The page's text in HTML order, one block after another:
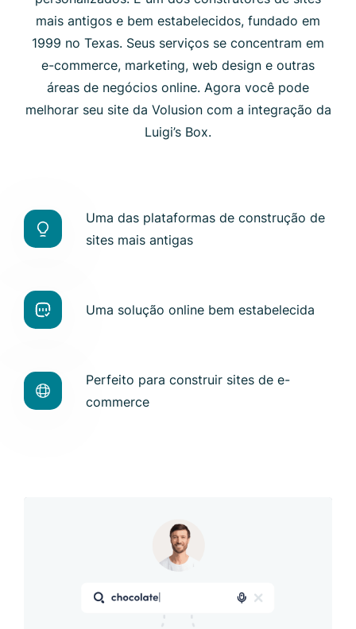
mais antigos e bem estabelecidos, fundado em
1999 no Texas. Seus serviços se concentram em
e-commerce, marketing, web design e outras
áreas de negócios online. Agora você pode
melhorar seu site da Volusion com a integração da
Luigi’s Box.
Uma das plataformas de construção de
sites mais antigas
Uma solução online bem estabelecida
Perfeito para construir sites de e-
commerce